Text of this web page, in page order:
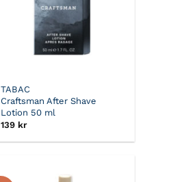
TABAC
Craftsman After Shave
Lotion 50 ml
139 kr